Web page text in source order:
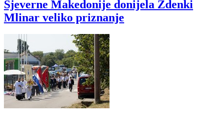
Sjeverne Makedonije donijela Zdenki
Mlinar veliko priznanje